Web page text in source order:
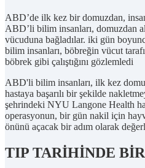
ABD’de ilk kez bir domuzdan,
ABD’li bilim insanları, domuzdan
vücuduna bağladılar. iki gün
bilim insanları, böbreğin vücut
böbrek gibi çalıştığını gözlemledi
ABD'li bilim insanları, ilk kez
hastaya başarılı bir şekilde
şehrindeki NYU Langone Health
operasyonun, bir gün nakil için
önünü açacak bir adım olarak
TIP TARİHİNDE